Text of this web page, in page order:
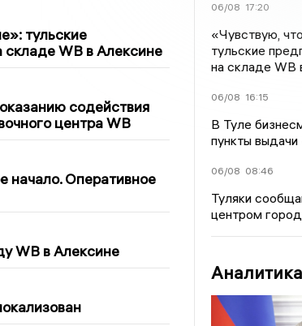
тульские
складе WB в Алексине
содействия
центра WB
начало. Оперативное
WB в Алексине
06/08 17:20
«Чувствую,
тульские
на складе WB
06/08 16:15
В Туле
пункты выдачи
06/08 08:46
Туляки
центром
Аналитика